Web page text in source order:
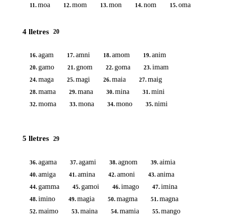
11.moa 12.mom 13.mon 14.nom 15.oma
4 lletres 20
16.agam 17.amni 18.amom 19.anim
20.gamo 21.gnom 22.goma 23.imam
24.maga 25.magi 26.maia 27.maig
28.mama 29.mana 30.mina 31.mini
32.moma 33.mona 34.mono 35.nimi
5 lletres 29
36.agama 37.agami 38.agnom 39.aimia
40.amiga 41.amina 42.amoni 43.anima
44.gamma 45.gamoi 46.imago 47.imina
48.imino 49.magia 50.magma 51.magna
52.maimo 53.maina 54.mamia 55.mango